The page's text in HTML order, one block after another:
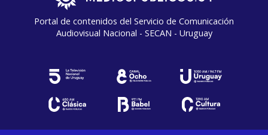
Portal de contenidos del Servicio de Comunicación
Audiovisual Nacional - SECAN - Uruguay